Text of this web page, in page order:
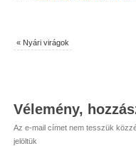
«Nyári virágok
Vélemény,
Az e-mail címet nem tesszük
jelöltük